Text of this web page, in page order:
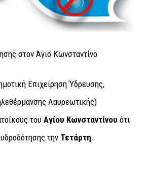
Επιχείρηση Ύδρευσης,
Λαυρεωτικής)
του Αγίου Κωνσταντίνου ότι
την Τετάρτη